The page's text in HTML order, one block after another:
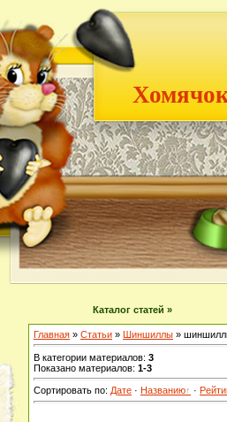
Каталог статей »
Главная » Статьи » Шиншиллы »
В категории материалов: 3
Показано материалов: 1-3
Сортировать по: Дате · Названию ·